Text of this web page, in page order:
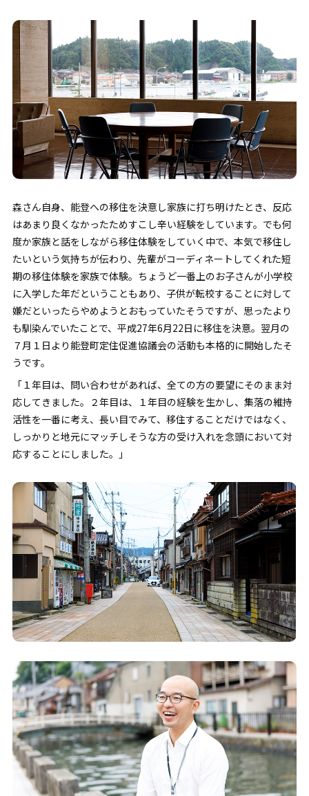
森さん自身、能登への移住を決意し家族に打ち明けたとき、反応
はあまり良くなかったためすこし辛い経験をしています。でも何
度か家族と話をしながら移住体験をしていく中で、本気で移住し
たいという気持ちが伝わり、先輩がコーディネートしてくれた短
期の移住体験を家族で体験。ちょうど一番上のお子さんが小学校
に入学した年だということもあり、子供が転校することに対して
嫌だといったらやめようとおもっていたそうですが、思ったより
も馴染んでいたことで、平成27年6月22日に移住を決意。翌月の
７月１日より能登町定住促進協議会の活動も本格的に開始したそ
うです。
「１年目は、問い合わせがあれば、全ての方の要望にそのまま対
応してきました。２年目は、１年目の経験を生かし、集落の維持
活性を一番に考え、長い目でみて、移住することだけではなく、
しっかりと地元にマッチしそうな方の受け入れを念頭において対
応することにしました。」